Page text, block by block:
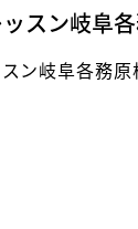
スン岐阜各
ン岐阜各務